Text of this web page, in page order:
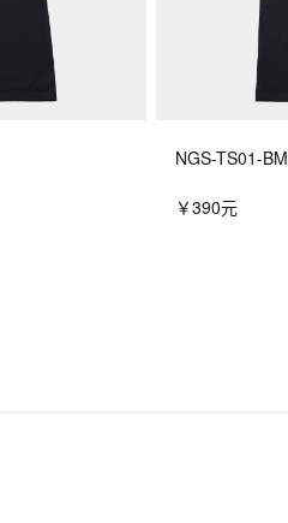
NGS-TS01-BM
￥390元